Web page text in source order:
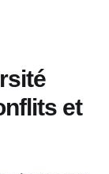
et